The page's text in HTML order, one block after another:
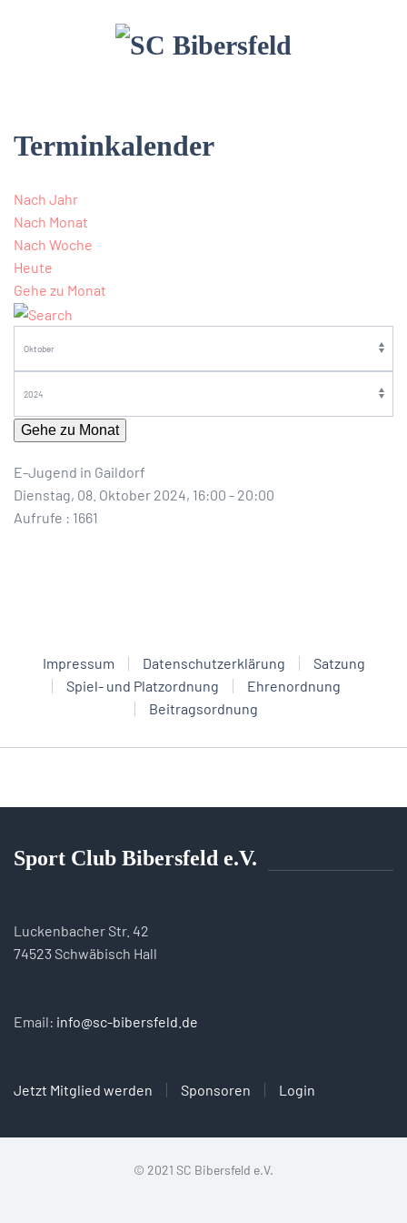
Terminkalender
Nach Jahr
Nach Monat
Nach Woche
Heute
Gehe zu Monat
Gehe zu Monat
E-Jugend in Gaildorf
Dienstag, 08. Oktober 2024, 16:00 - 20:00
Aufrufe : 1661
Impressum Datenschutzerklärung
Satzung
Spiel- und Platzordnung
Ehrenordnung
Beitragsordnung
Sport Club Bibersfeld e.V.
Luckenbacher Str. 42
74523 Schwäbisch Hall
Email: info@sc-bibersfeld.de
Jetzt Mitglied werden Sponsoren Login
© 2021 SC Bibersfeld e.V.